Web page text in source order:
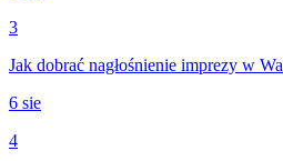
3
Jak dobrać nagłośnienie imprezy w
6 sie
4